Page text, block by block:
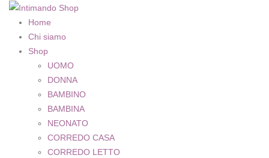
Home
Chi siamo
Shop
UOMO
DONNA
BAMBINO
BAMBINA
NEONATO
CORREDO CASA
CORREDO LETTO